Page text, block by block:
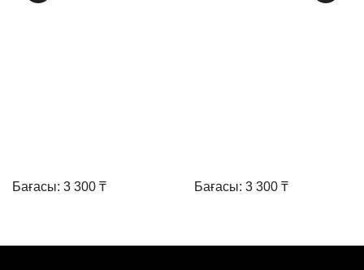
Бағасы: 3 300 ₸ Бағасы: 3 300 ₸